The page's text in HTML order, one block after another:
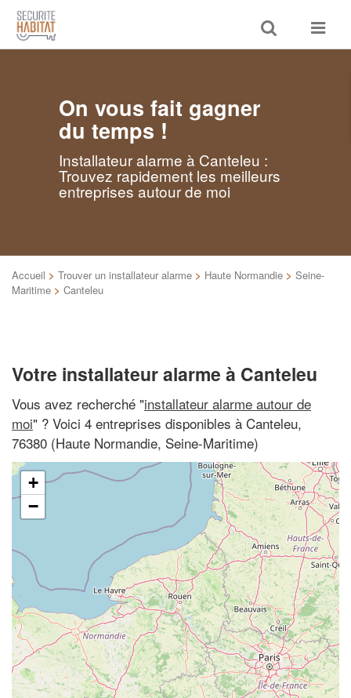
Toggle
search
Toggle
On vous fait gagner
du temps !
Installateur alarme à Canteleu :
Trouvez rapidement les meilleurs
entreprises autour de moi
Accueil > Trouver un installateur alarme > Haute Normandie > Seine-
Maritime > Canteleu
Votre installateur alarme à Canteleu
Vous avez recherché "installateur alarme autour de
moi" ? Voici 4 entreprises disponibles à Canteleu,
76380 (Haute Normandie, Seine-Maritime)
+
−